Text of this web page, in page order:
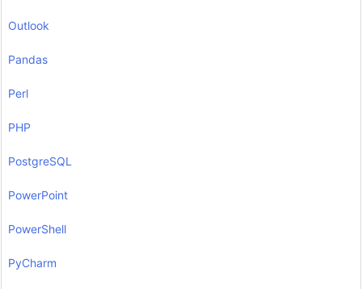
Outlook
Pandas
Perl
PHP
PostgreSQL
PowerPoint
PowerShell
PyCharm